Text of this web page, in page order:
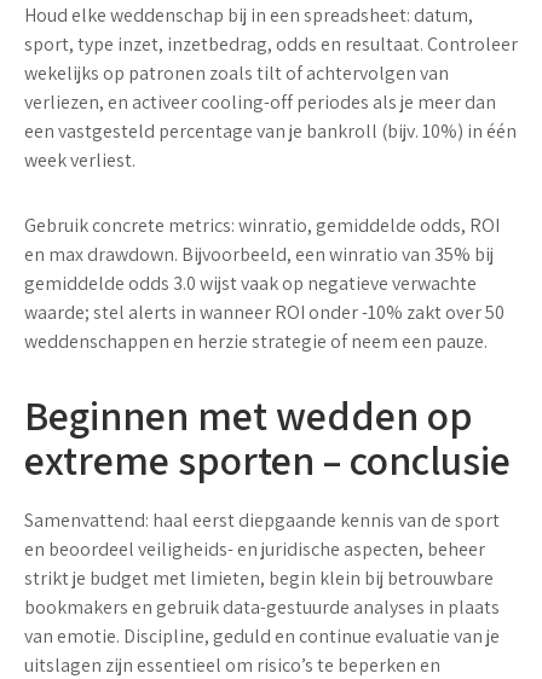
Houd elke weddenschap bij in een spreadsheet: datum,
sport, type inzet, inzetbedrag, odds en resultaat. Controleer
wekelijks op patronen zoals tilt ofachtervolgen van
verliezen, en activeer cooling-off periodes als je meer dan
een vastgesteld percentage van je bankroll (bijv. 10%) in één
week verliest.
Gebruik concrete metrics: winratio, gemiddelde odds, ROI
en max drawdown. Bijvoorbeeld, een winratio van 35% bij
gemiddelde odds 3.0 wijst vaak op negatieve verwachte
waarde; stel alerts in wanneer ROI onder -10% zakt over 50
weddenschappen en herzie strategie of neem een pauze.
Beginnen met wedden op
extreme sporten – conclusie
Samenvattend: haal eerst diepgaande kennis van de sport
en beoordeel veiligheids- en juridische aspecten, beheer
strikt je budget met limieten, begin klein bij betrouwbare
bookmakers en gebruik data-gestuurde analyses in plaats
van emotie. Discipline, geduld en continue evaluatie van je
uitslagen zijn essentieel om risico’s te beperken en